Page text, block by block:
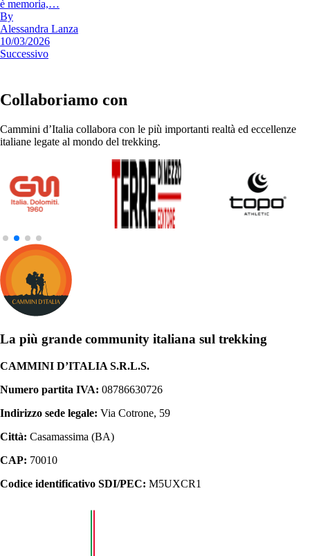
è memoria,…
By
Alessandra Lanza
10/03/2026
Successivo
Collaboriamo con
Cammini d’Italia collabora con le più importanti realtà ed eccellenze
italiane legate al mondo del trekking.
La più grande community italiana sul trekking
CAMMINI D’ITALIA S.R.L.S.
Numero partita IVA: 08786630726
Indirizzo sede legale: Via Cotrone, 59
Città: Casamassima (BA)
CAP: 70010
Codice identificativo SDI/PEC: M5UXCR1